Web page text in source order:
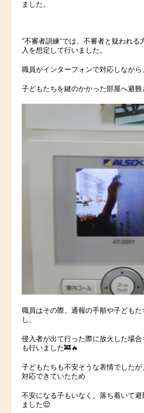
ました。
”不審者訓練”では、不審者と疑われる
入を想定して行いました。
職員がインターフォンで対応しながら
子どもたちを鍵のかかった部屋へ避難
職員はその際、通報の手順や子ども
し、
侵入者が出て行った際に放火した場合
も行いました🚒🔥
子どもたちも不安そうな表情でした
対応できていたため
不安になる子もいなく、落ち着いて
ました😊